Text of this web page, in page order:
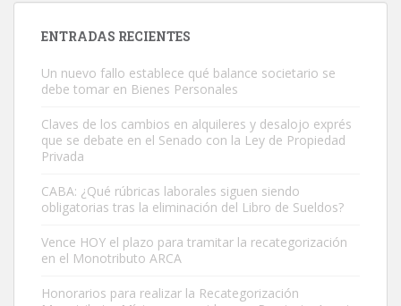
ENTRADAS RECIENTES
Un nuevo fallo establece qué balance societario se
debe tomar en Bienes Personales
Claves de los cambios en alquileres y desalojo exprés
que se debate en el Senado con la Ley de Propiedad
Privada
CABA: ¿Qué rúbricas laborales siguen siendo
obligatorias tras la eliminación del Libro de Sueldos?
Vence HOY el plazo para tramitar la recategorización
en el Monotributo ARCA
Honorarios para realizar la Recategorización